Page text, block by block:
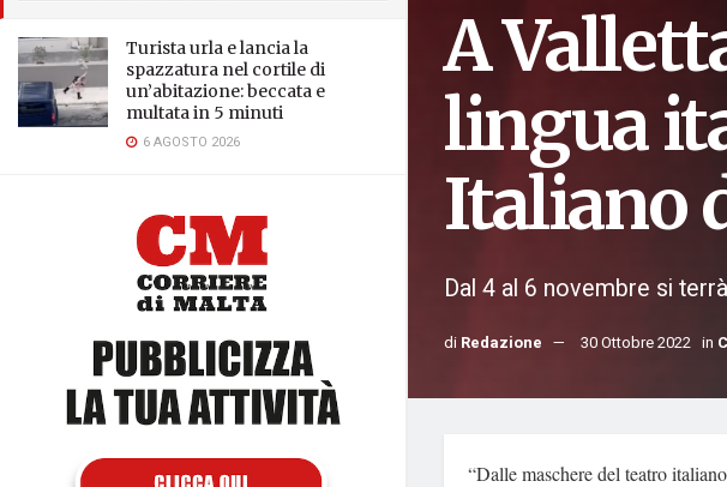
Turista urla e lancia la
spazzatura nel cortile di
un’abitazione: beccata e
multata in 5 minuti
6 AGOSTO 2026
A
lingua
Italiano
Dal 4 al 6 novembre si
di Redazione 30 Ottobre 2022 in
“Dalle maschere del teatro